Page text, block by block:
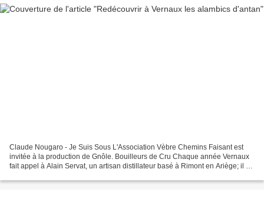
Claude Nougaro - Je Suis Sous L'Association Vèbre Chemins Faisant est
invitée à la production de Gnôle. Bouilleurs de Cru Chaque année Vernaux
fait appel à Alain Servat, un artisan distillateur basé à Rimont en Ariège; il se